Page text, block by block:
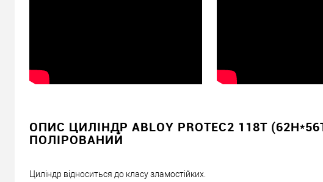
ОПИС ЦИЛІНДР ABLOY PROTEC2 118T
ПОЛІРОВАНИЙ
Циліндр відноситься до класу зламостійких.